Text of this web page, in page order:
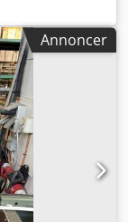
Annoncer